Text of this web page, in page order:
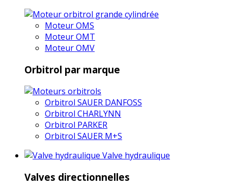
Moteur OMS
Moteur OMT
Moteur OMV
Orbitrol par marque
Orbitrol SAUER DANFOSS
Orbitrol CHARLYNN
Orbitrol PARKER
Orbitrol SAUER M+S
Valve hydraulique
Valves directionnelles